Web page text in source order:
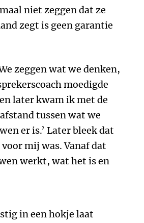
niet zeggen dat ze
zegt is geen garantie
zeggen wat we denken,
moedigde
later kwam ik met de
tussen wat we
er is.’ Later bleek dat
mij was. Vanaf dat
werkt, wat het is en
in een hokje laat